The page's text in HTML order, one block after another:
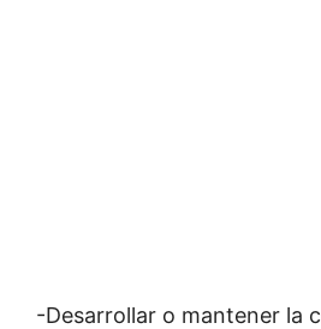
-Desarrollar o mantener la